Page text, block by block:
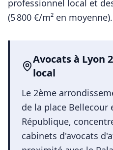
professionnel local et
(5 800 €/m² en moyenne).
Avocatsà Lyon
local
Le 2ème
de la place Bellecour
République,
cabinets d'avocats